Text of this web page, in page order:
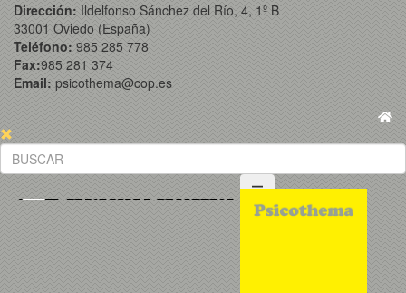
Dirección: Ildelfonso Sánchez del Río, 4, 1º B
33001 Oviedo (España)
Teléfono: 985 285 778
Fax:985 281 374
Email: psicothema@cop.es